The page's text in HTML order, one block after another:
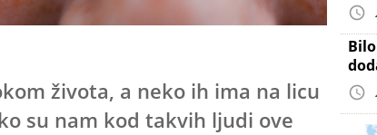
života, a neko ih ima na licu
su nam kod takvih ljudi ove